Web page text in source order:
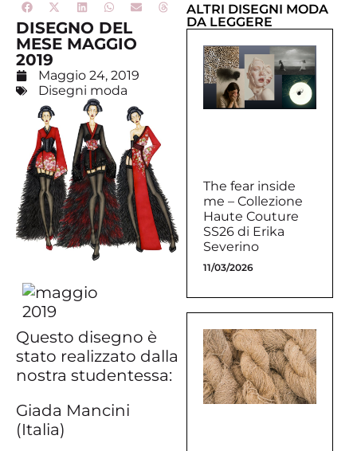
DISEGNO DEL
MESE MAGGIO
2019
Maggio 24, 2019
Disegni moda
Questo disegno è
stato realizzato dalla
nostra studentessa:
Giada Mancini
(Italia)
ALTRI DISEGNI MODA
DA LEGGERE
The fear inside
me – Collezione
Haute Couture
SS26 di Erika
Severino
11/03/2026